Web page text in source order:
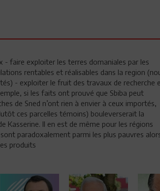
- faire exploiter les terres domaniales par les
rentables et réalisables dans la region
- exploiter le fruit des travaux de recherche
si les faits ont prouvé que Sbiba peut
de Sned n’ont rien à envier à ceux importés,
ces parcelles témoins) bouleverserait la
Kasserine. Il en est de même pour les régions
paradoxalement parmi les plus pauvres
produits